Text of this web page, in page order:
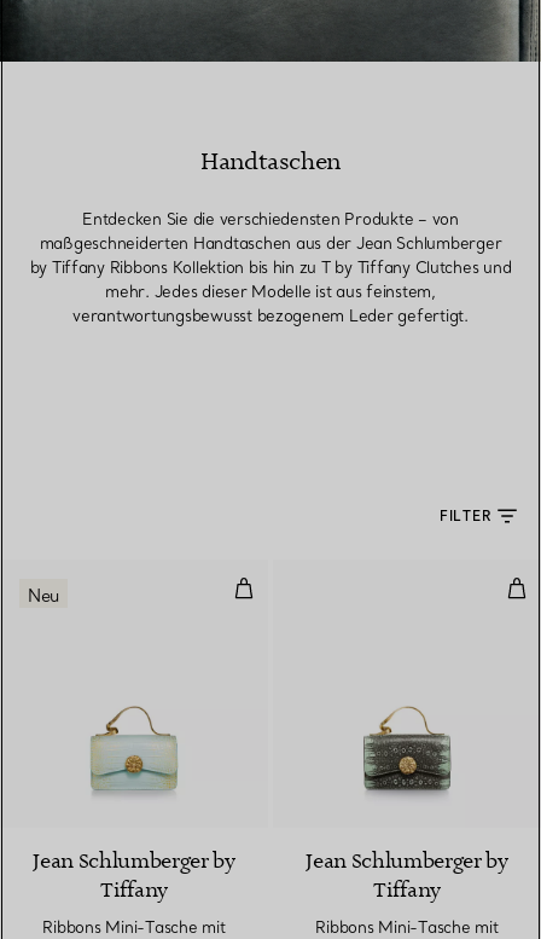
Handtaschen
Entdecken Sie die verschiedensten Produkte – von
maßgeschneiderten Handtaschen aus der Jean Schlumberger
by Tiffany Ribbons Kollektion bis hin zu T by Tiffany Clutches und
mehr. Jedes dieser Modelle ist aus feinstem,
verantwortungsbewusst bezogenem Leder gefertigt.
FILTER
Ribbons Mini-Tasche mit
Neu
Jean Schlumberger by
Tiffany
Ribbons Mini-Tasche mit
Jean Schlumberger by
Tiffany
Ribbons Mini-Tasche mit